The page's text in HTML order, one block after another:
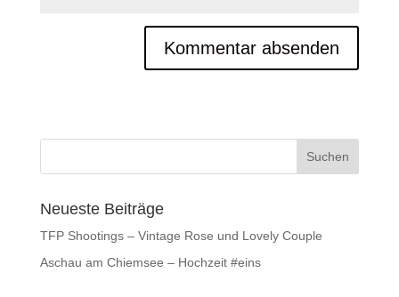
Neueste Beiträge
TFP Shootings – Vintage Rose und Lovely Couple
Aschau am Chiemsee – Hochzeit #eins